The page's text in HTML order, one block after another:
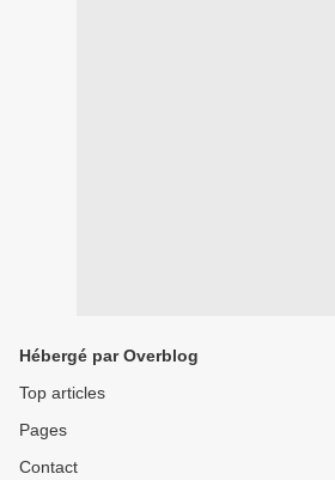
Hébergé par Overblog
Top articles
Pages
Contact